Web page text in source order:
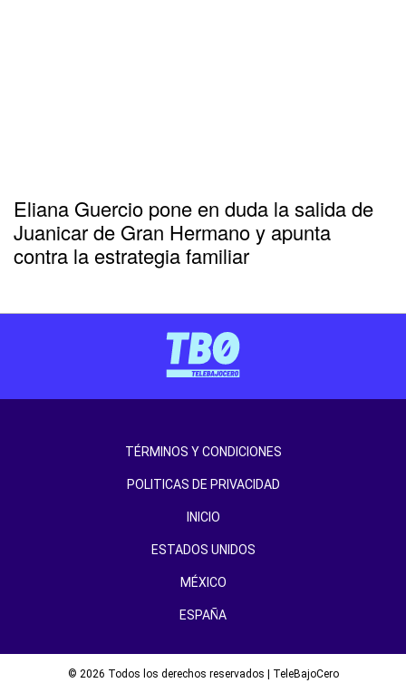
Eliana Guercio pone en duda la salida de
Juanicar de Gran Hermano y apunta
contra la estrategia familiar
TÉRMINOS Y CONDICIONES
POLITICAS DE PRIVACIDAD
INICIO
ESTADOS UNIDOS
MÉXICO
ESPAÑA
© 2026 Todos los derechos reservados | TeleBajoCero